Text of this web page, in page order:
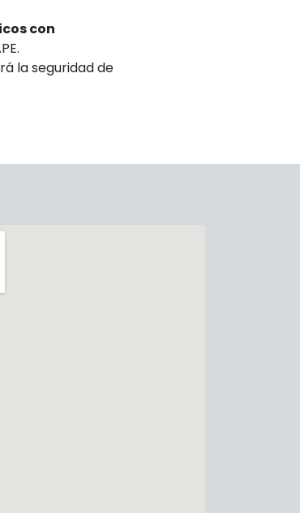
con
la seguridad de